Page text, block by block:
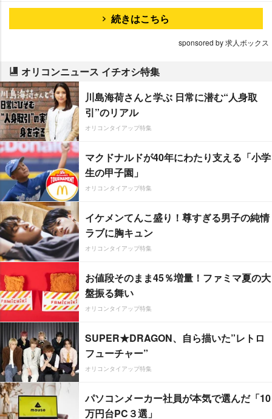
続きはこちら
sponsored by 求人ボックス
オリコンニュース イチオシ特集
川島海荷さんと学ぶ 日常に潜む“人身取
引”のリアル
オリコンタイアップ特集
マクドナルドが40年にわたり支える「小学
生の甲子園」
オリコンタイアップ特集
イケメンてんこ盛り！尊すぎる男子の純情
ラブに胸キュン
オリコンタイアップ特集
お値段そのまま45％増量！ファミマ夏の大
盤振る舞い
オリコンタイアップ特集
SUPER★DRAGON、自ら描いた”レトロ
フューチャー”
オリコンタイアップ特集
パソコンメーカー社員が本気で選んだ「10
万円台PC３選」